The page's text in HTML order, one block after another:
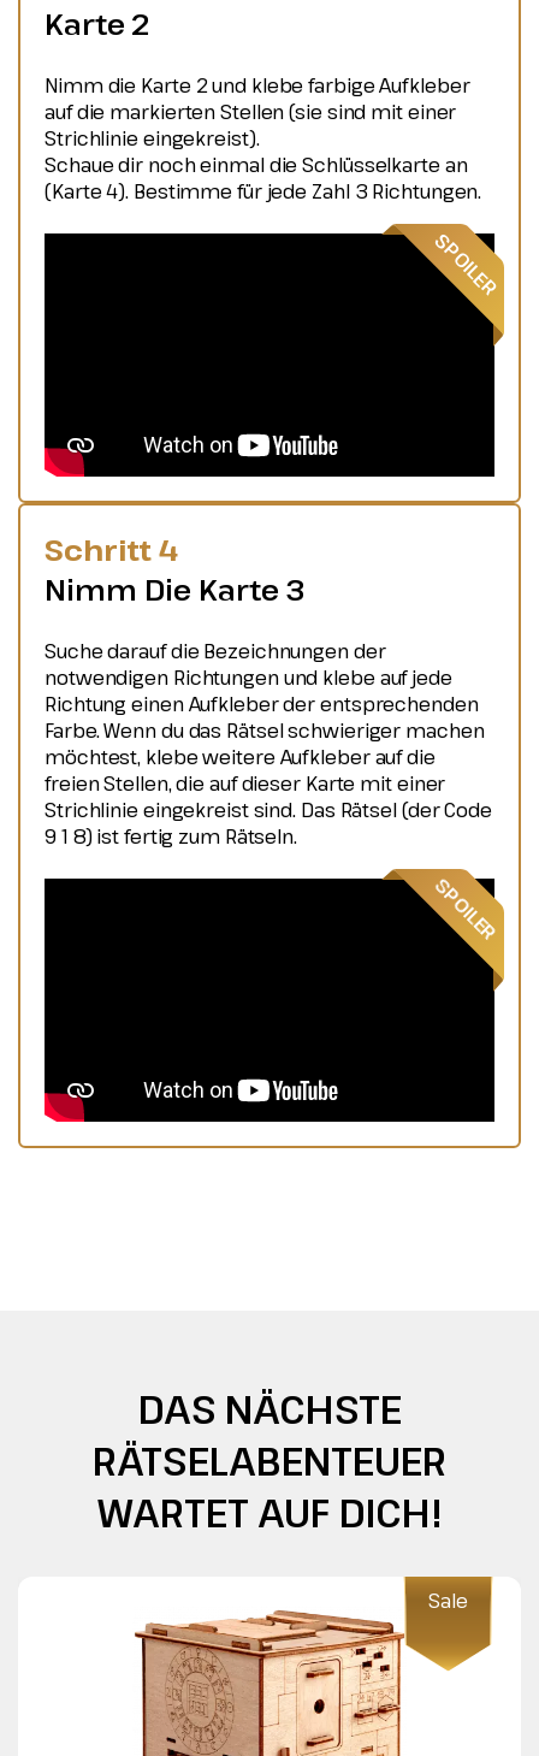
Karte 2
Nimm die Karte 2 und klebe farbige Aufkleber
auf die markierten Stellen (sie sind mit einer
Strichlinie eingekreist).
Schaue dir noch einmal die Schlüsselkarte an
(Karte 4). Bestimme für jede Zahl 3 Richtungen.
Schritt 4
Nimm Die Karte 3
Suche darauf die Bezeichnungen der
notwendigen Richtungen und klebe auf jede
Richtung einen Aufkleber der entsprechenden
Farbe. Wenn du das Rätsel schwieriger machen
möchtest, klebe weitere Aufkleber auf die
freien Stellen, die auf dieser Karte mit einer
Strichlinie eingekreist sind. Das Rätsel (der Code
9 1 8) ist fertig zum Rätseln.
DAS NÄCHSTE
RÄTSELABENTEUER
WARTET AUF DICH!
Sale